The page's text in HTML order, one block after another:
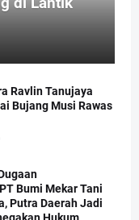
Ravlin Tanujaya
Bujang Musi Rawas
Bumi Mekar Tani
Putra Daerah Jadi
Hukum